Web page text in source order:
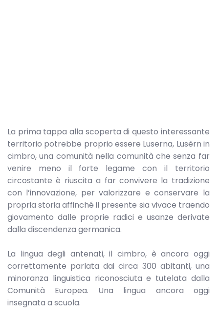
La prima tappa alla scoperta di questo interessante
territorio potrebbe proprio essere Luserna, Lusèrn in
cimbro, una comunità nella comunità che senza far
venire meno il forte legame con il territorio
circostante è riuscita a far convivere la tradizione
con l’innovazione, per valorizzare e conservare la
propria storia affinché il presente sia vivace traendo
giovamento dalle proprie radici e usanze derivate
dalla discendenza germanica.
La lingua degli antenati, il cimbro, è ancora oggi
correttamente parlata dai circa 300 abitanti, una
minoranza linguistica riconosciuta e tutelata dalla
Comunità Europea. Una lingua ancora oggi
insegnata a scuola.